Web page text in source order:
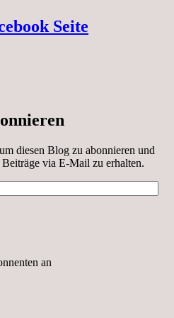
Seite
diesen Blog zu abonnieren und
via E-Mail zu erhalten.
an